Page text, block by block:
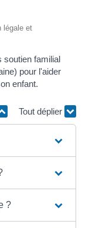
légale et
soutien familial
pour l'aider
enfant.
Tout déplier
?